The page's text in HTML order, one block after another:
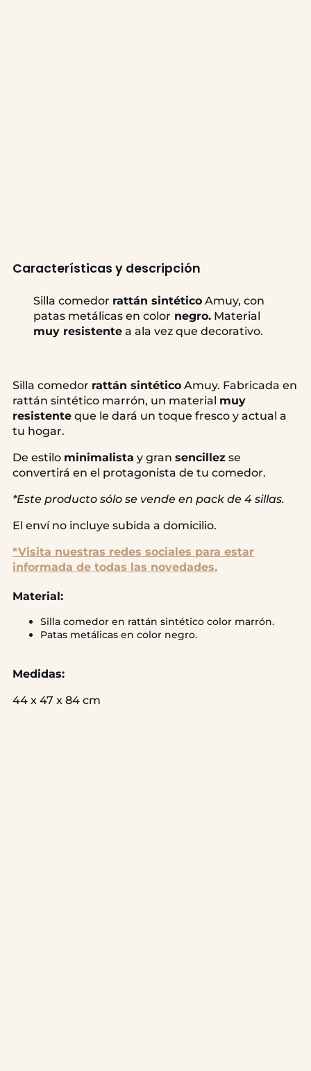
Características y descripción
Silla comedor rattán sintéticoAmuy, con
patas metálicas en color negro.Material
muy resistentea ala vez que decorativo.
Silla comedor rattán sintéticoAmuy. Fabricada en
rattán sintético marrón, un material muy
resistenteque le dará un toque fresco y actual a
tu hogar.
De estilo minimalista y gran sencillezse
convertirá en el protagonista de tu comedor.
*Este producto sólo se vende en pack de 4 sillas.
El enví no incluye subida a domicilio.
*Visita nuestras redes sociales para estar
informada de todas las novedades.
Material:
Silla comedor en rattán sintético color marrón.
Patas metálicas en color negro.
Medidas:
44 x 47 x 84 cm